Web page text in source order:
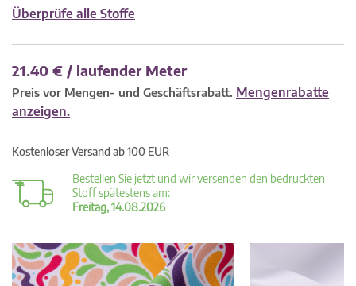
Überprüfe alle Stoffe
21.40 € / laufender Meter
Preis vor Mengen- und Geschäftsrabatt. Mengenrabatte
anzeigen.
Kostenloser Versand ab 100 EUR
Bestellen Sie jetzt und wir versenden den bedruckten
Stoff spätestens am:
Freitag, 14.08.2026